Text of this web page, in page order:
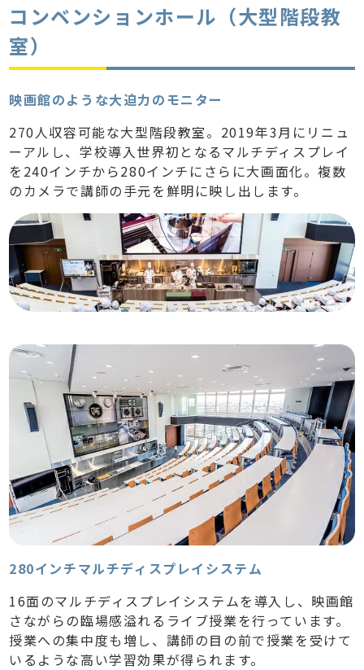
コンベンションホール（大型階段教
室）
映画館のような大迫力のモニター
270人収容可能な大型階段教室。2019年3月にリニュ
ーアルし、学校導入世界初となるマルチディスプレイ
を240インチから280インチにさらに大画面化。複数
のカメラで講師の手元を鮮明に映し出します。
280インチマルチディスプレイシステム
16面のマルチディスプレイシステムを導入し、映画館
さながらの臨場感溢れるライブ授業を行っています。
授業への集中度も増し、講師の目の前で授業を受けて
いるような高い学習効果が得られます。